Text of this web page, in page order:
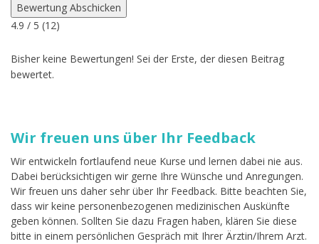
Bewertung Abschicken
4.9 / 5 (12)
Bisher keine Bewertungen! Sei der Erste, der diesen Beitrag
bewertet.
Wir freuen uns über Ihr Feedback
Wir entwickeln fortlaufend neue Kurse und lernen dabei nie aus.
Dabei berücksichtigen wir gerne Ihre Wünsche und Anregungen.
Wir freuen uns daher sehr über Ihr Feedback. Bitte beachten Sie,
dass wir keine personenbezogenen medizinischen Auskünfte
geben können. Sollten Sie dazu Fragen haben, klären Sie diese
bitte in einem persönlichen Gespräch mit Ihrer Ärztin/Ihrem Arzt.